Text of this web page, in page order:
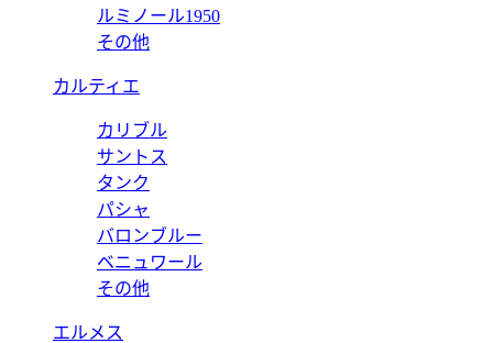
ルミノール1950
その他
カルティエ
カリブル
サントス
タンク
パシャ
バロンブルー
ベニュワール
その他
エルメス